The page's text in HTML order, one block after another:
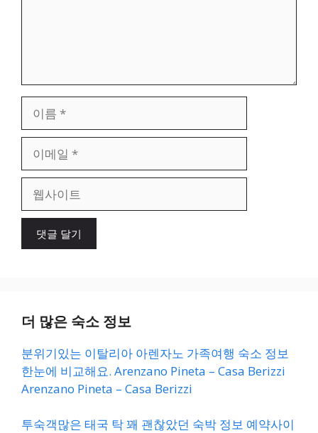
일
이
더 많은 숙소 정보
분위기있는 이탈리아 아렌자노 가족여행 숙소 정보
한눈에 비교해요. Arenzano Pineta – Casa Berizzi
Arenzano Pineta – Casa Berizzi
투숙객많은 태국 탁 꽤 괜찮았던 숙박 정보 예약사이